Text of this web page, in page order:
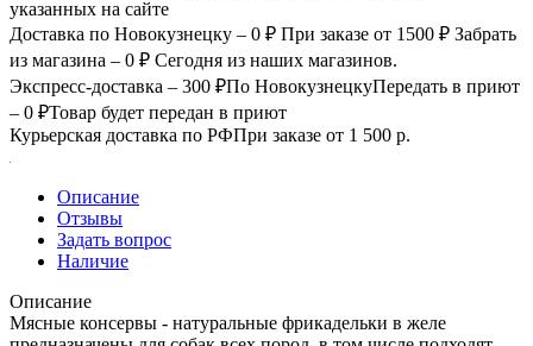
указанных на сайте
Доставка по Новокузнецку – 0 ₽ При заказе от 1500 ₽ Забрать
из магазина – 0 ₽ Сегодня из наших магазинов.
Экспресс-доставка – 300 ₽По НовокузнецкуПередать в приют
– 0 ₽Товар будет передан в приют
Курьерская доставка по РФПри заказе от 1 500 р.
Описание
Отзывы
Задать вопрос
Наличие
Описание
Мясные консервы - натуральные фрикадельки в желе